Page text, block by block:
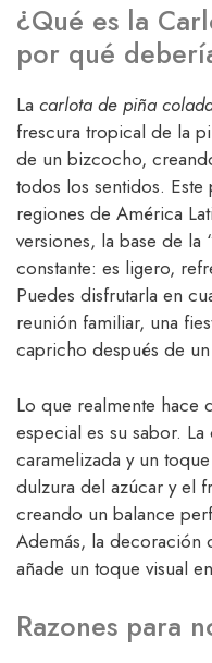
¿Qué es la
por qué
La carlota de piña
frescura tropical de la
de un bizcocho,
todos los sentidos.
regiones de América
versiones, la base de la
constante: es ligero,
Puedes disfrutarla en
reunión familiar, una
capricho después de
Lo que realmente hace
especial es su sabor.
caramelizada y un
dulzura del azúcar y el
creando un balance
Además, la decoración
añade un toque visual
Razones para